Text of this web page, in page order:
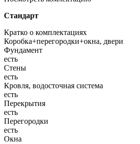
Стандарт
Кратко о комплектациях
Коробка+перегородки+окна, двери
Фундамент
есть
Стены
есть
Кровля, водосточная система
есть
Перекрытия
есть
Перегородки
есть
Окна